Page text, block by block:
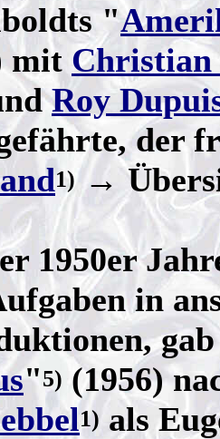
"
mit Christian
Roy
der
1)→
1950er
in
"5) (1956)
1) als